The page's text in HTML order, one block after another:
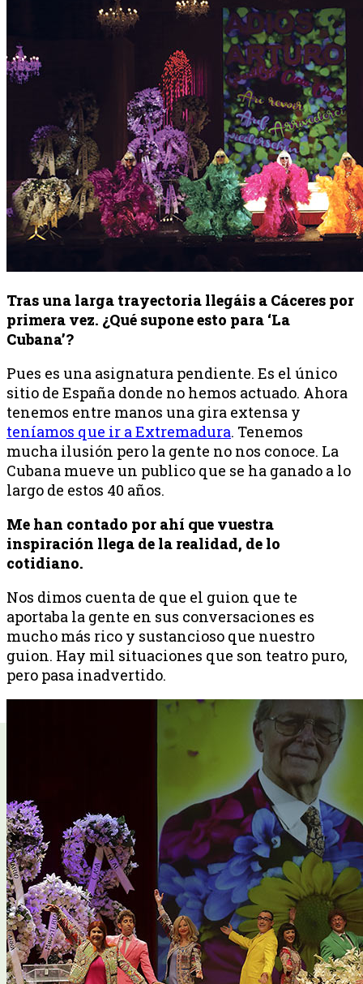
Tras una larga trayectoria llegáis a Cáceres por
primera vez. ¿Qué supone esto para ‘La
Cubana’?
Pues es una asignatura pendiente. Es el único
sitio de España donde no hemos actuado. Ahora
tenemos entre manos una gira extensa y
teníamos que ir a Extremadura. Tenemos
mucha ilusión pero la gente no nos conoce. La
Cubana mueve un publico que se ha ganado a lo
largo de estos 40 años.
Me han contado por ahí que vuestra
inspiración llega de la realidad, de lo
cotidiano.
Nos dimos cuenta de que el guion que te
aportaba la gente en sus conversaciones es
mucho más rico y sustancioso que nuestro
guion. Hay mil situaciones que son teatro puro,
pero pasa inadvertido.